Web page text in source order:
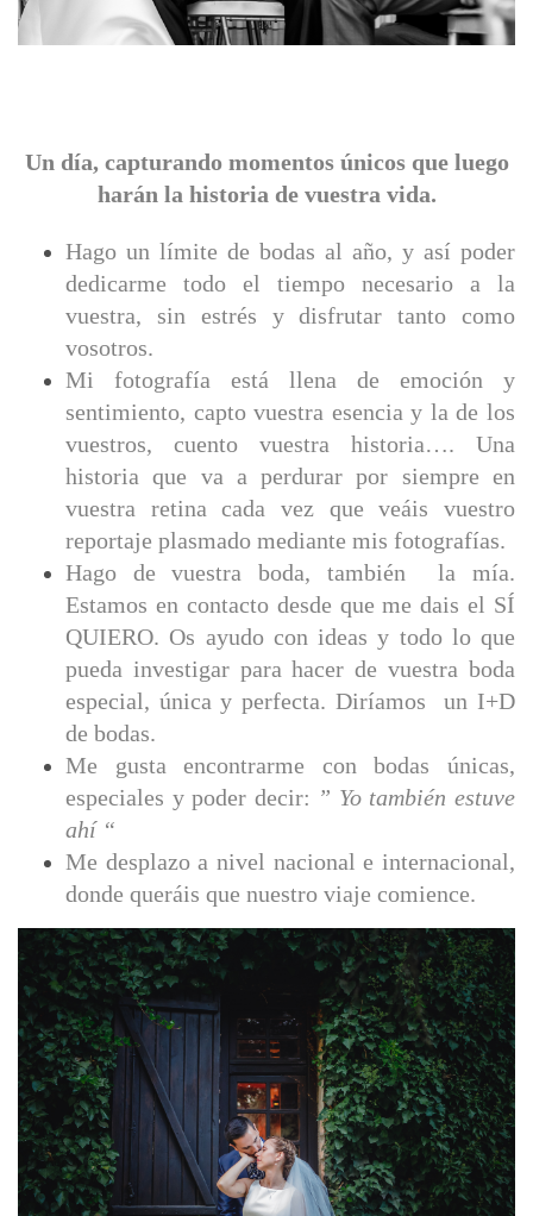
Un día, capturando momentos únicos que luego
harán la historia de vuestra vida.
Hago un límite de bodas al año, y así poder
dedicarme todo el tiempo necesario a la
vuestra, sin estrés y disfrutar tanto como
vosotros.
Mi fotografía está llena de emoción y
sentimiento, capto vuestra esencia y la de los
vuestros, cuento vuestra historia…. Una
historia que va a perdurar por siempre en
vuestra retina cada vez que veáis vuestro
reportaje plasmado mediante mis fotografías.
Hago de vuestra boda, también la mía.
Estamos en contacto desde que me dais el SÍ
QUIERO. Os ayudo con ideas y todo lo que
pueda investigar para hacer de vuestra boda
especial, única y perfecta. Diríamos un I+D
de bodas.
Me gusta encontrarme con bodas únicas,
especiales y poder decir: ” Yo también estuve
ahí “
Me desplazo a nivel nacional e internacional,
donde queráis que nuestro viaje comience.